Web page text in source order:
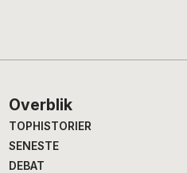
Footer
Overblik
TOPHISTORIER
SENESTE
DEBAT